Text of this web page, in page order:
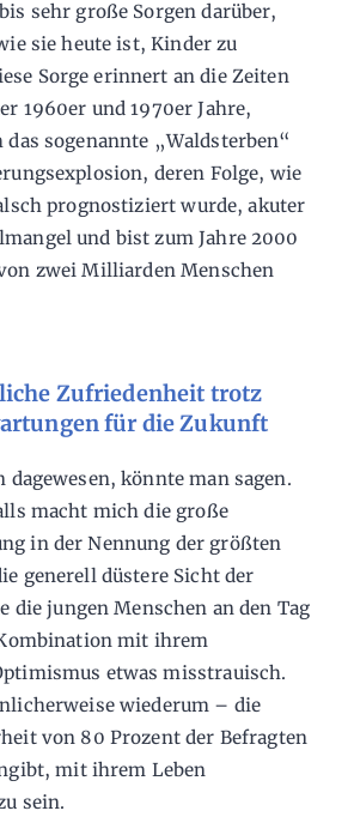
sehr große Sorgen darüber,
sie heute ist, Kinder zu
Sorge erinnert an die Zeiten
1960er und 1970er Jahre,
das sogenannte „Waldsterben“
deren Folge, wie
prognostiziert wurde, akuter
und bist zum Jahre 2000
zwei Milliarden Menschen
Zufriedenheit trotz
für die Zukunft
dagewesen, könnte man sagen.
macht mich die große
in der Nennung der größten
generell düstere Sicht der
die jungen Menschen an den Tag
mit ihrem
etwas misstrauisch.
wiederum – die
von 80 Prozent der Befragten
mit ihrem Leben
sein.